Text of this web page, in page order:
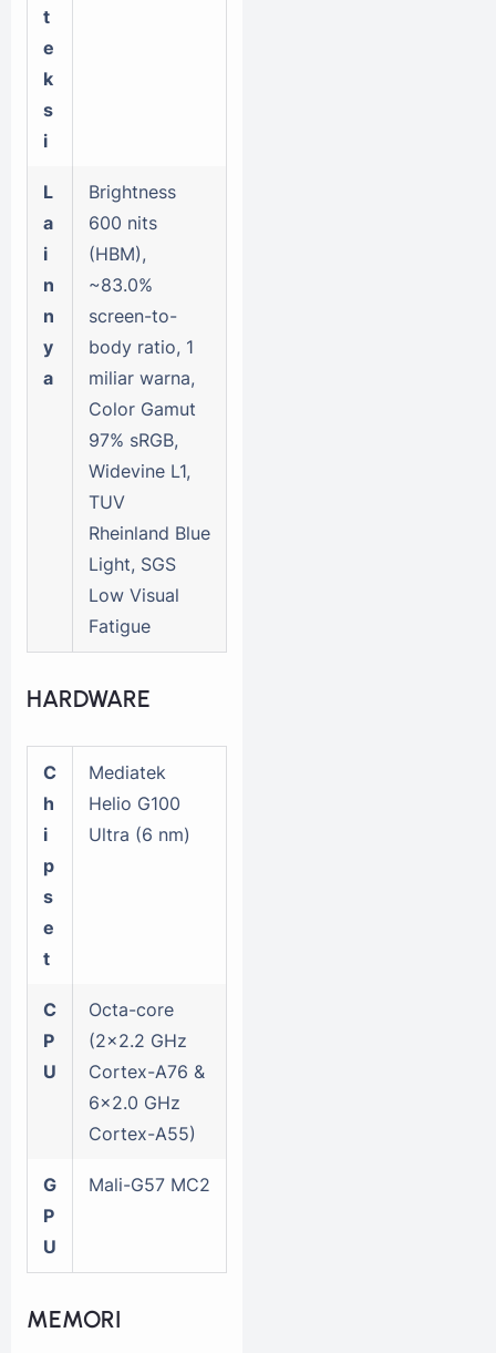
t
e
k
s
i
L
a
i
n
n
y
a
Brightness
600 nits
(HBM),
~83.0%
screen-to-
body ratio, 1
miliar warna,
Color Gamut
97% sRGB,
Widevine L1,
TUV
Rheinland Blue
Light, SGS
Low Visual
Fatigue
HARDWARE
C
h
i
p
s
e
t
Mediatek
Helio G100
Ultra (6 nm)
C
P
U
Octa-core
(2x2.2 GHz
Cortex-A76 &
6x2.0 GHz
Cortex-A55)
G
P
U
Mali-G57 MC2
MEMORI